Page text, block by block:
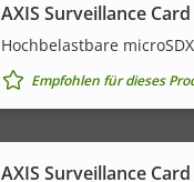
AXIS Surveillance Card
Hochbelastbare
Empfohlen für dieses
AXIS Surveillance Card